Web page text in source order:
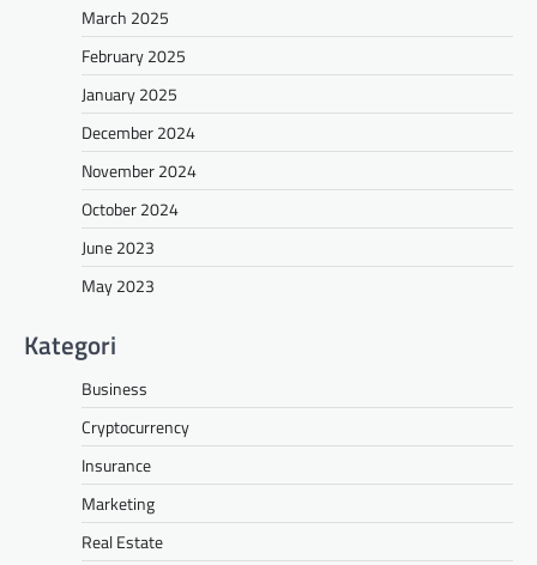
March 2025
February 2025
January 2025
December 2024
November 2024
October 2024
June 2023
May 2023
Kategori
Business
Cryptocurrency
Insurance
Marketing
Real Estate